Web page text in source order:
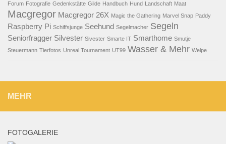
Forum Fotografie Gedenkstätte Gilde Handbuch Hund Landschaft Maat
Macgregor Macgregor 26X Magic the Gathering Marvel Snap Paddy
Raspberry Pi Schiffsjunge Seehund Segelmacher Segeln
Seniorfragger Silvester Sivester Smarte IT Smarthome Smutje
Steuermann Tierfotos Unreal Tournament UT99 Wasser & Mehr Welpe
MEHR
FOTOGALERIE